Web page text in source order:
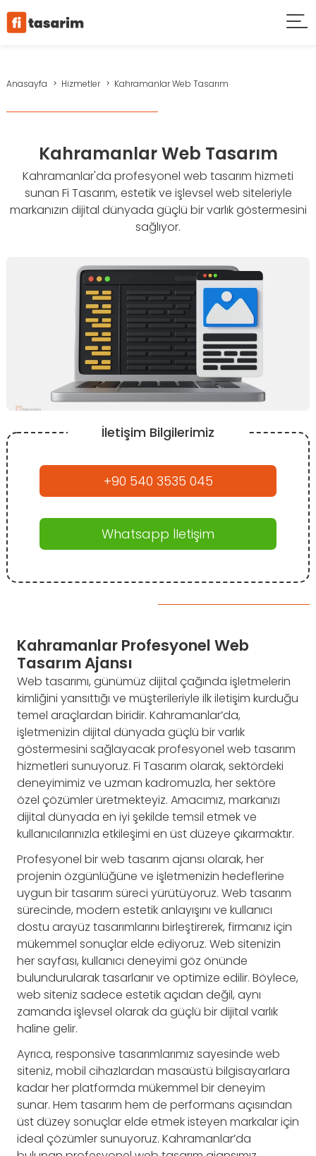
Anasayfa Hizmetler Kahramanlar Web Tasarım
Kahramanlar Web Tasarım
Kahramanlar'da profesyonel web tasarım hizmeti
sunan Fi Tasarım, estetik ve işlevsel web siteleriyle
markanızın dijital dünyada güçlü bir varlık göstermesini
sağlıyor.
İletişim Bilgilerimiz
+90 540 3535 045
Whatsapp İletişim
Kahramanlar Profesyonel Web
Tasarım Ajansı
Web tasarımı, günümüz dijital çağında işletmelerin
kimliğini yansıttığı ve müşterileriyle ilk iletişim kurduğu
temel araçlardan biridir. Kahramanlar’da,
işletmenizin dijital dünyada güçlü bir varlık
göstermesini sağlayacak profesyonel web tasarım
hizmetleri sunuyoruz. Fi Tasarım olarak, sektördeki
deneyimimiz ve uzman kadromuzla, her sektöre
özel çözümler üretmekteyiz. Amacımız, markanızı
dijital dünyada en iyi şekilde temsil etmek ve
kullanıcılarınızla etkileşimi en üst düzeye çıkarmaktır.
Profesyonel bir web tasarım ajansı olarak, her
projenin özgünlüğüne ve işletmenizin hedeflerine
uygun bir tasarım süreci yürütüyoruz. Web tasarım
sürecinde, modern estetik anlayışını ve kullanıcı
dostu arayüz tasarımlarını birleştirerek, firmanız için
mükemmel sonuçlar elde ediyoruz. Web sitenizin
her sayfası, kullanıcı deneyimi göz önünde
bulundurularak tasarlanır ve optimize edilir. Böylece,
web siteniz sadece estetik açıdan değil, aynı
zamanda işlevsel olarak da güçlü bir dijital varlık
haline gelir.
Ayrıca, responsive tasarımlarımız sayesinde web
siteniz, mobil cihazlardan masaüstü bilgisayarlara
kadar her platformda mükemmel bir deneyim
sunar. Hem tasarım hem de performans açısından
üst düzey sonuçlar elde etmek isteyen markalar için
ideal çözümler sunuyoruz. Kahramanlar’da